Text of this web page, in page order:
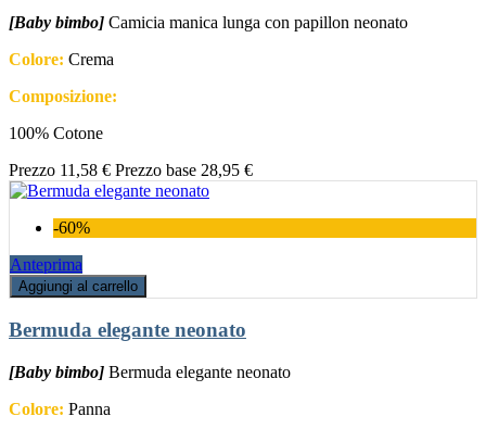
[Baby bimbo] Camicia manica lunga con papillon neonato
Colore: Crema
Composizione:
100% Cotone
Prezzo 11,58 € Prezzo base 28,95 €
-60%
Anteprima
Aggiungi al carrello
Bermuda elegante neonato
[Baby bimbo] Bermuda elegante neonato
Colore: Panna